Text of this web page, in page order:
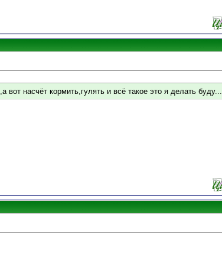
насчёт кормить,гулять и всё такое это я делать буду...